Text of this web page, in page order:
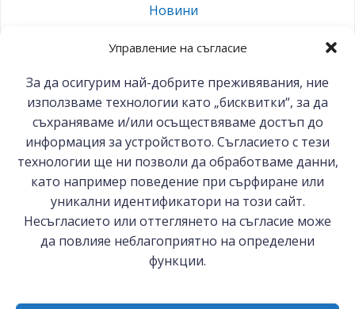
Управление на съгласие
За да осигурим най-добрите преживявания, ние
използваме технологии като „бисквитки“, за да
съхраняваме и/или осъществяваме достъп до
информация за устройството. Съгласието с тези
технологии ще ни позволи да обработваме данни,
като например поведение при сърфиране или
уникални идентификатори на този сайт.
Несъгласието или оттеглянето на съгласие може
да повлияе неблагоприятно на определени
функции.
Новини
Posts
navigation
Posts
navigation
… Page
10 Следващи
© 2026 БСК-Комерсконсулт ЕООД
София 1000, ул. Цар Самуил №27